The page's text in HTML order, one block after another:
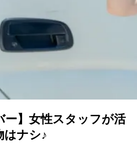
ー】女性スタッフが活
はナシ♪